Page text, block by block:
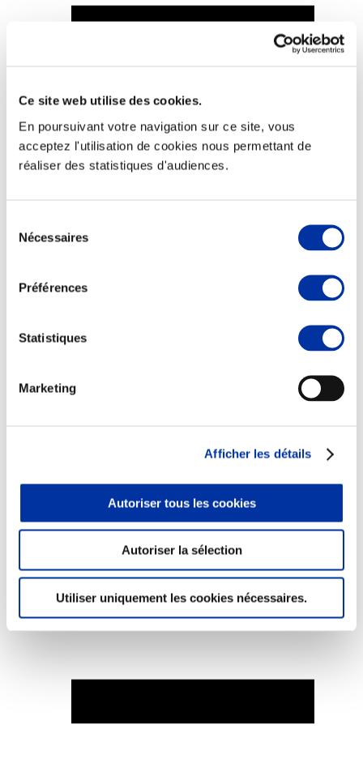
Ce site web utilise des cookies.
En poursuivant votre navigation sur ce site, vous
acceptez l'utilisation de cookies nous permettant de
réaliser des statistiques d'audiences.
Nécessaires
Préférences
Statistiques
Marketing
Afficher les détails
Autoriser tous les cookies
Autoriser la sélection
Utiliser uniquement les cookies nécessaires.
Viande et climat
Autonomie des élevages
Qualité air, eau, sols
Evaluation environnementale
Alimentation de qualité, raisonnée et durable